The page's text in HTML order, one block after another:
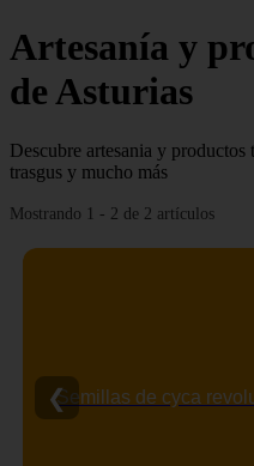
Artesanía y
de Asturias
Descubre artesania y productos
trasgus y mucho más
Mostrando 1 - 2 de 2 artículos
Semillas de cyca
❮